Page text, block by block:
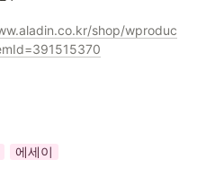
shop/wproduc
에세이